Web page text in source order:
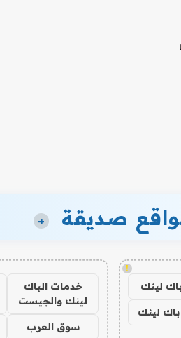
صديقة +
!
لينك
لينك
خدمات الباك
لينك والجيست
سوق العرب